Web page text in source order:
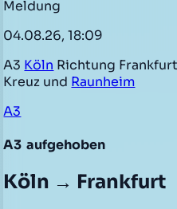
Meldung
04.08.26, 18:09
A3 Köln Richtung
Kreuz und Raunheim
A3
A3 aufgehoben
Köln → Frankfurt